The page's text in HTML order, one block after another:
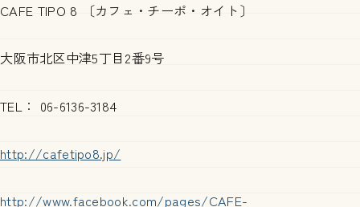
CAFE TIPO 8 〔カフェ・チーポ・オイト〕
大阪市北区中津5丁目2番9号
TEL： 06-6136-3184
http://cafetipo8.jp/
http://www.facebook.com/pages/CAFE-